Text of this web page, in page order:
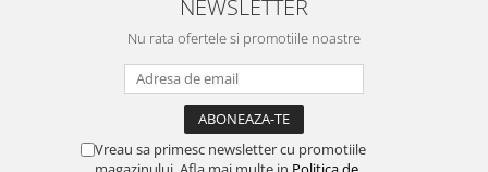
NEWSLETTER
Nu rata ofertele si promotiile noastre
Vreau sa primesc newsletter cu promotiile